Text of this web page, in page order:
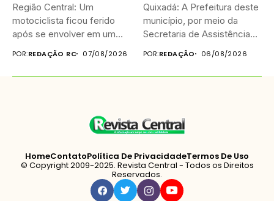
Região Central: Um
motociclista ficou ferido
após se envolver em um
POR:REDAÇÃO RC 07/08/2026
Quixadá: A Prefeitura deste
município, por meio da
Secretaria de Assistência
POR:REDAÇÃO 06/08/2026
HomeContatoPolítica De PrivacidadeTermos De Uso
© Copyright 2009-2025. Revista Central - Todos os Direitos
Reservados.